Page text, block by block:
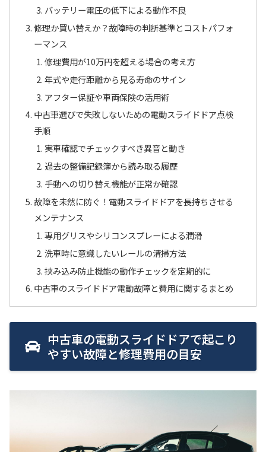
バッテリー電圧の低下による動作不良
修理か買い替えか？故障時の判断基準とコストパフォ
ーマンス
修理費用が10万円を超える場合の考え方
年式や走行距離から見る寿命のサイン
アフター保証や車両保険の活用術
中古車選びで失敗しないための電動スライドドア点検
手順
実車確認でチェックすべき異音と動き
過去の整備記録簿から読み取る履歴
手動への切り替え機能が正常か確認
故障を未然に防ぐ！電動スライドドアを長持ちさせる
メンテナンス
専用グリスやシリコンスプレーによる潤滑
洗車時に意識したいレールの清掃方法
挟み込み防止機能の動作チェックを定期的に
中古車のスライドドア電動故障と費用に関するまとめ
中古車の電動スライドドアで起こり
やすい故障と修理費用の目安